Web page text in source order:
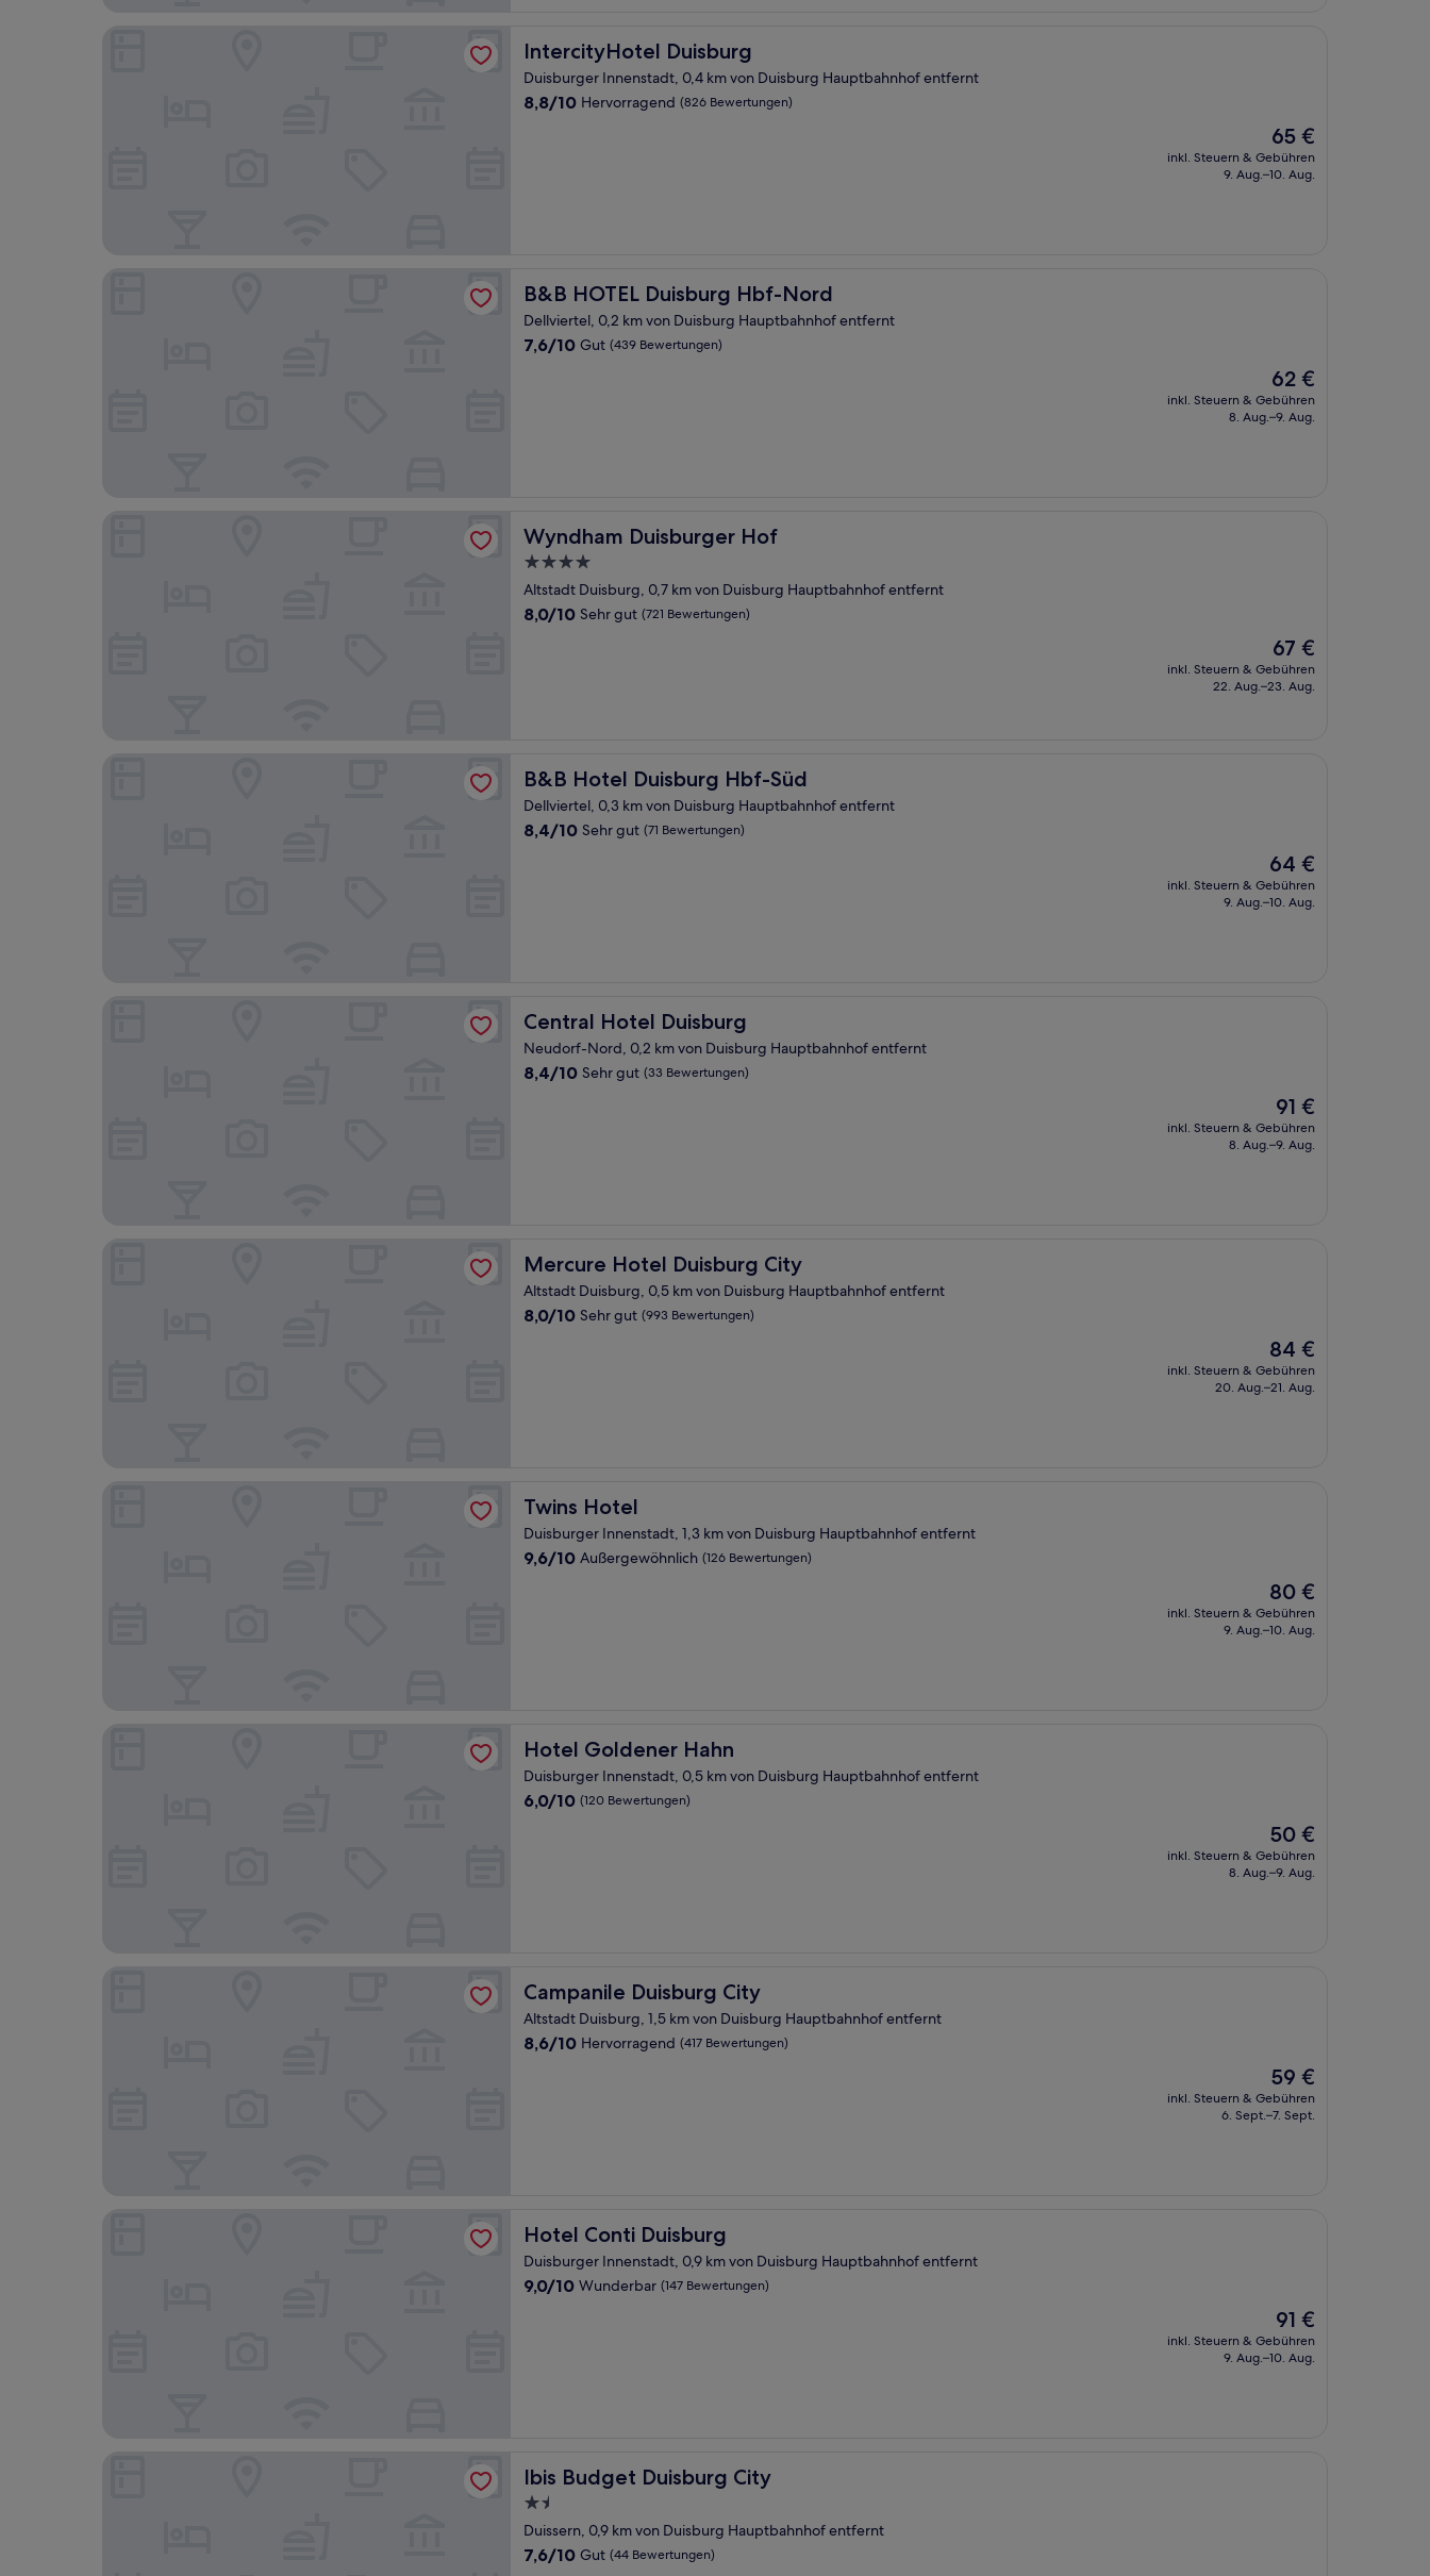
IntercityHotel Duisburg
IntercityHotel Duisburg
Duisburger Innenstadt, 0,4 km von Duisburg Hauptbahnhof entfernt
8.8
8,8/10 Hervorragend (826 Bewertungen)
Der
Preis
beträgt
65 €
inkl. Steuern & Gebühren
9. Aug.–10. Aug.
B&B HOTEL Duisburg Hbf-Nord
B&B HOTEL Duisburg Hbf-Nord
Dellviertel, 0,2 km von Duisburg Hauptbahnhof entfernt
7.6
7,6/10 Gut (439 Bewertungen)
Der
Preis
beträgt
62 €
inkl. Steuern & Gebühren
8. Aug.–9. Aug.
Wyndham Duisburger Hof
Wyndham Duisburger Hof
4.0-
Sterne-
Unterkunft
Altstadt Duisburg, 0,7 km von Duisburg Hauptbahnhof entfernt
8.0
8,0/10 Sehr gut (721 Bewertungen)
Der
Preis
beträgt
67 €
inkl. Steuern & Gebühren
22. Aug.–23. Aug.
B&B Hotel Duisburg Hbf-Süd
B&B Hotel Duisburg Hbf-Süd
Dellviertel, 0,3 km von Duisburg Hauptbahnhof entfernt
8.4
8,4/10 Sehr gut (71 Bewertungen)
Der
Preis
beträgt
64 €
inkl. Steuern & Gebühren
9. Aug.–10. Aug.
Central Hotel Duisburg
Central Hotel Duisburg
Neudorf-Nord, 0,2 km von Duisburg Hauptbahnhof entfernt
8.4
8,4/10 Sehr gut (33 Bewertungen)
Der
Preis
beträgt
91 €
inkl. Steuern & Gebühren
8. Aug.–9. Aug.
Mercure Hotel Duisburg City
Mercure Hotel Duisburg City
Altstadt Duisburg, 0,5 km von Duisburg Hauptbahnhof entfernt
8.0
8,0/10 Sehr gut (993 Bewertungen)
Der
Preis
beträgt
84 €
inkl. Steuern & Gebühren
20. Aug.–21. Aug.
Twins Hotel
Twins Hotel
Duisburger Innenstadt, 1,3 km von Duisburg Hauptbahnhof entfernt
9.6
9,6/10 Außergewöhnlich (126 Bewertungen)
Der
Preis
beträgt
80 €
inkl. Steuern & Gebühren
9. Aug.–10. Aug.
Hotel Goldener Hahn
Hotel Goldener Hahn
Duisburger Innenstadt, 0,5 km von Duisburg Hauptbahnhof entfernt
6.0
6,0/10 (120 Bewertungen)
Der
Preis
beträgt
50 €
inkl. Steuern & Gebühren
8. Aug.–9. Aug.
Campanile Duisburg City
Campanile Duisburg City
Altstadt Duisburg, 1,5 km von Duisburg Hauptbahnhof entfernt
8.6
8,6/10 Hervorragend (417 Bewertungen)
Der
Preis
beträgt
59 €
inkl. Steuern & Gebühren
6. Sept.–7. Sept.
Hotel Conti Duisburg
Hotel Conti Duisburg
Duisburger Innenstadt, 0,9 km von Duisburg Hauptbahnhof entfernt
9.0
9,0/10 Wunderbar (147 Bewertungen)
Der
Preis
beträgt
91 €
inkl. Steuern & Gebühren
9. Aug.–10. Aug.
Ibis Budget Duisburg City
Ibis Budget Duisburg City
1.5-
Sterne-
Unterkunft
Duissern, 0,9 km von Duisburg Hauptbahnhof entfernt
7.6
7,6/10 Gut (44 Bewertungen)